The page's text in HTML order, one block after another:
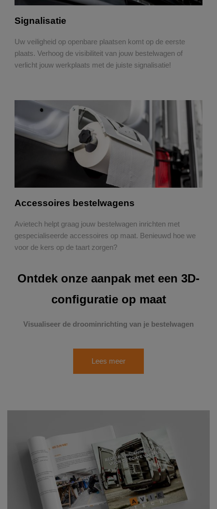
Signalisatie
Uw veiligheid op openbare plaatsen komt op de eerste
plaats. Verhoog de visibiliteit van jouw bestelwagen of
verlicht jouw werkplaats met de juiste signalisatie!
Accessoires bestelwagens
Avietech helpt graag jouw bestelwagen inrichten met
gespecialiseerde accessoires op maat. Benieuwd hoe we
voor de kers op de taart zorgen?
Ontdek onze aanpak met een 3D-
configuratie op maat
Visualiseer de droominrichting van je bestelwagen
Lees meer